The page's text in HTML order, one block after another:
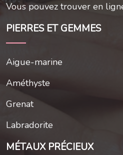
Vous pouvez trouver en
PIERRES ET GEMMES
Aigue-marine
Améthyste
Grenat
Labradorite
MÉTAUX PRÉCIEUX